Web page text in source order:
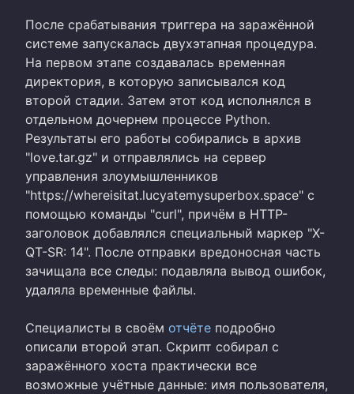
После срабатывания триггера на заражённой
системе запускалась двухэтапная процедура.
На первом этапе создавалась временная
директория, в которую записывался код
второй стадии. Затем этот код исполнялся в
отдельном дочернем процессе Python.
Результаты его работы собирались в архив
"love.tar.gz" и отправлялись на сервер
управления злоумышленников
"https://whereisitat.lucyatemysuperbox.space" с
помощью команды "curl", причём в HTTP-
заголовок добавлялся специальный маркер "X-
QT-SR: 14". После отправки вредоносная часть
зачищала все следы: подавляла вывод ошибок,
удаляла временные файлы.
Специалисты в своём отчёте подробно
описали второй этап. Скрипт собирал с
заражённого хоста практически все
возможные учётные данные: имя пользователя,